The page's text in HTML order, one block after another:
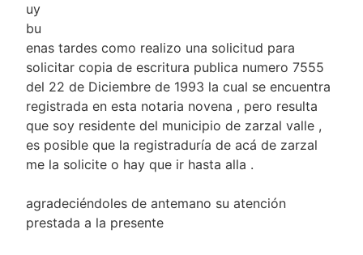
uy
bu
enas tardes como realizo una solicitud para
solicitar copia de escritura publica numero 7555
del 22 de Diciembre de 1993 la cual se encuentra
registrada en esta notaria novena , pero resulta
que soy residente del municipio de zarzal valle ,
es posible que la registraduría de acá de zarzal
me la solicite o hay que ir hasta alla .
agradeciéndoles de antemano su atención
prestada a la presente